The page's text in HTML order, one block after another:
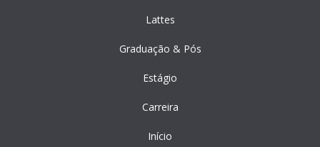
Lattes
Graduação & Pós
Estágio
Carreira
Início